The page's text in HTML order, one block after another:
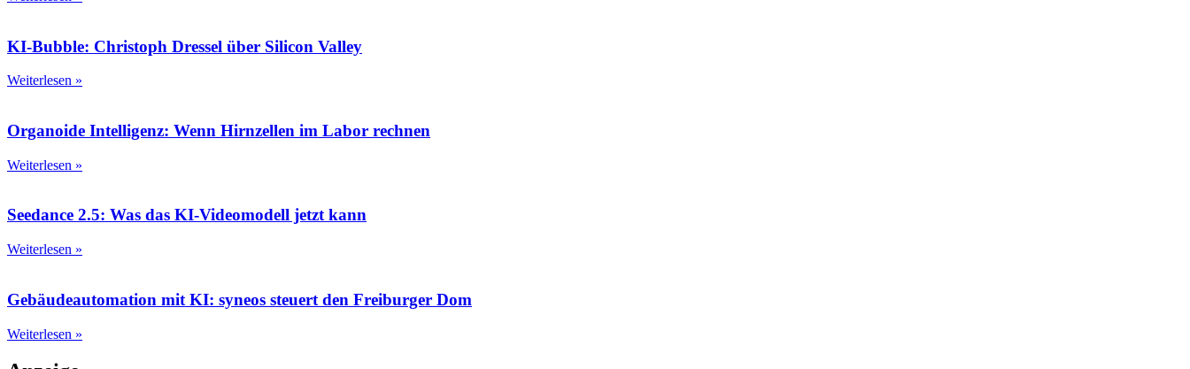
KI-Bubble: Christoph Dressel über Silicon Valley
Weiterlesen »
Organoide Intelligenz: Wenn Hirnzellen im Labor rechnen
Weiterlesen »
Seedance 2.5: Was das KI-Videomodell jetzt kann
Weiterlesen »
Gebäudeautomation mit KI: syneos steuert den Freiburger Dom
Weiterlesen »